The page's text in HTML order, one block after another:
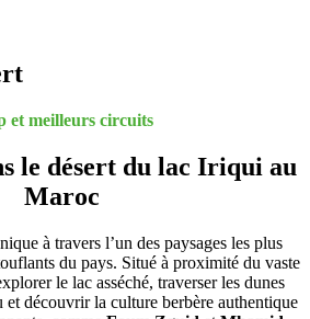
et meilleurs circuits
le désert du lac Iriqui au
Maroc
à travers l’un des paysages les plus
du pays. Situé à proximité du vaste
le lac asséché, traverser les dunes
et découvrir la culture berbère authentique